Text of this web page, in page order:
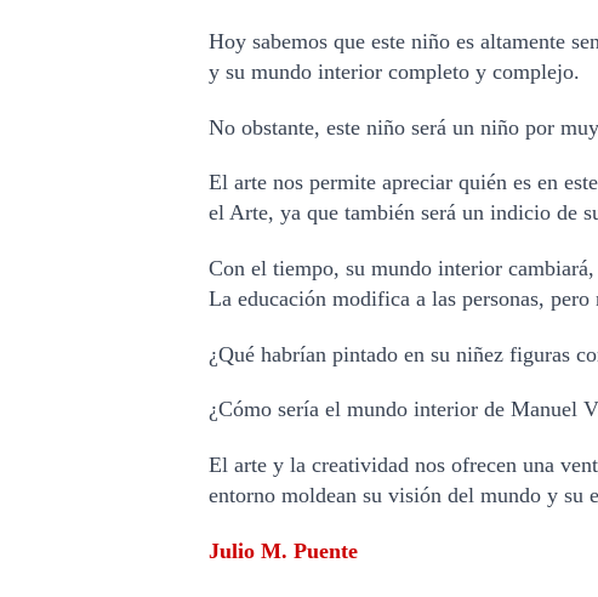
Hoy sabemos que este niño es altamente
y su mundo interior completo y complejo.
No obstante, este niño será un niño por
El arte nos permite apreciar quién es en
el Arte, ya que también será un indicio de
Con el tiempo, su mundo interior
La educación modifica a las personas,
¿Qué habrían pintado en su niñez figuras
¿Cómo sería el mundo interior de Manuel
El arte y la creatividad nos ofrecen una
entorno moldean su visión del mundo y su
Julio M. Puente